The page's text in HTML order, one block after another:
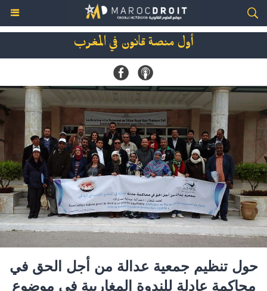
أول منصة قانون في المغرب
حول تنظيم جمعية عدالة من أجل الحق في
محاكمة عادلة للندوة المغاربية في موضوع